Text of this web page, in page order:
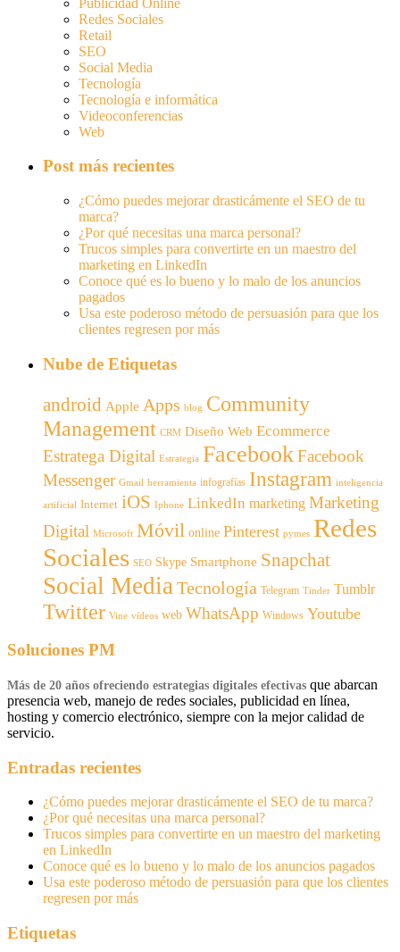
Redes Sociales
Retail
SEO
Social Media
Tecnología
Tecnología e informática
Videoconferencias
Web
Post más recientes
¿Cómo puedes mejorar drasticámente el SEO de tu
marca?
¿Por qué necesitas una marca personal?
Trucos simples para convertirte en un maestro del
marketing en LinkedIn
Conoce qué es lo bueno y lo malo de los anuncios
pagados
Usa este poderoso método de persuasión para que los
clientes regresen por más
Nube de Etiquetas
android Apple Apps blog Community
Management CRM Diseño Web Ecommerce
Estratega Digital Estrategia FacebookFacebook
Messenger Gmail herramienta infografías Instagram inteligencia
artificial Internet iOS Iphone LinkedIn marketing Marketing
Digital Microsoft Móvil online Pinterest pymes Redes
Sociales SEO Skype Smartphone Snapchat
Social Media Tecnología Telegram Tinder Tumblr
Twitter Vine vídeos web WhatsApp Windows Youtube
Soluciones PM
Más de 20 años ofreciendo estrategias digitales efectivas que abarcan
presencia web, manejo de redes sociales, publicidad en línea,
hosting y comercio electrónico, siempre con la mejor calidad de
servicio.
Entradas recientes
¿Cómo puedes mejorar drasticámente el SEO de tu marca?
¿Por qué necesitas una marca personal?
Trucos simples para convertirte en un maestro del marketing
en LinkedIn
Conoce qué es lo bueno y lo malo de los anuncios pagados
Usa este poderoso método de persuasión para que los clientes
regresen por más
Etiquetas